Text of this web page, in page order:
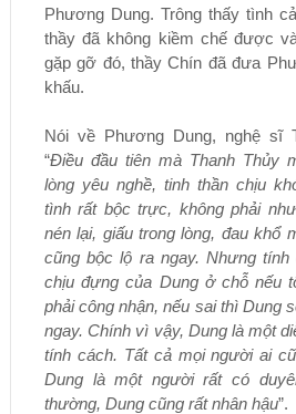
Phương Dung. Trông thấy tình
thầy đã không kiềm chế được
gặp gỡ đó, thầy Chín đã đưa
khấu.
Nói về Phương Dung, nghệ sĩ
“Điều đầu tiên mà Thanh Thủy
lòng yêu nghề, tinh thần chịu
tình rất bộc trực, không phải
nén lại, giấu trong lòng, đau khổ
cũng bộc lộ ra ngay. Nhưng
chịu đựng của Dung ở chỗ nếu
phải công nhận, nếu sai thì Dung
ngay. Chính vì vậy, Dung là một
tính cách. Tất cả mọi người ai
Dung là một người rất có
thường, Dung cũng rất nhân hậu”.